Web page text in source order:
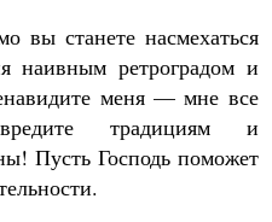
вы станете насмехаться
наивным ретроградом и
меня — мне все
традициям и
Пусть Господь поможет